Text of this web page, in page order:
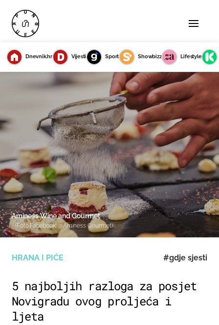
Dnevnik.hr Vijesti Sport Showbizz Lifestyle
HRANA I PIĆE #gdje sjesti
5 najboljih razloga za posjet
Novigradu ovog proljeća i
ljeta
Aminess Wine and Gourmet
(Foto:Facebook: @Aminess Gourmet)